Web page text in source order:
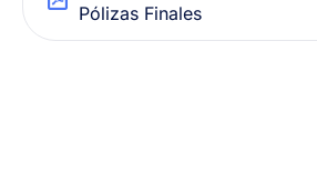
Pólizas Finales